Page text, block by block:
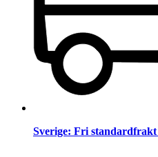
Sverige: Fri standardfrakt